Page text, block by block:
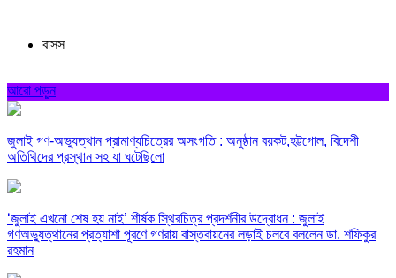
বাসস
আরো পড়ুন
জুলাই গণ-অভ্যুত্থান প্রামাণ্যচিত্রের অসংগতি : অনুষ্ঠান বয়কট,হট্টগোল, বিদেশী
অতিথিদের প্রস্থান সহ যা ঘটেছিলো
‘জুলাই এখনো শেষ হয় নাই’ শীর্ষক স্থিরচিত্র প্রদর্শনীর উদ্বোধন : জুলাই
গণঅভ্যুত্থানের প্রত্যাশা পূরণে গণরায় বাস্তবায়নের লড়াই চলবে বললেন ডা. শফিকুর
রহমান